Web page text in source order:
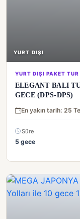
YURT DIŞI
YURT DIŞI PAKET TUR
ELEGANT BALI
GECE (DPS-DPS)
En yakın tarih: 25
Süre
5 gece